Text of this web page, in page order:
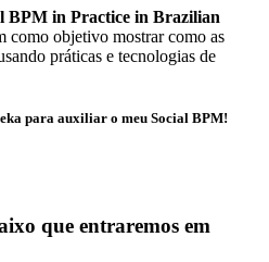
BPM in Practice in Brazilian
como objetivo mostrar como as
práticas e tecnologias de
para auxiliar o meu Social BPM!
que entraremos em